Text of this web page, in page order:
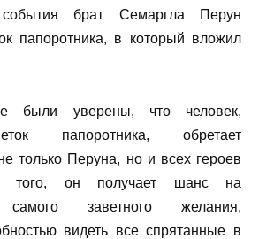
события брат Семаргла Перун
папоротника, в который вложил
были уверены, что человек,
папоротника, обретает
только Перуна, но и всех героев
того, он получает шанс на
самого заветного желания,
видеть все спрятанные в